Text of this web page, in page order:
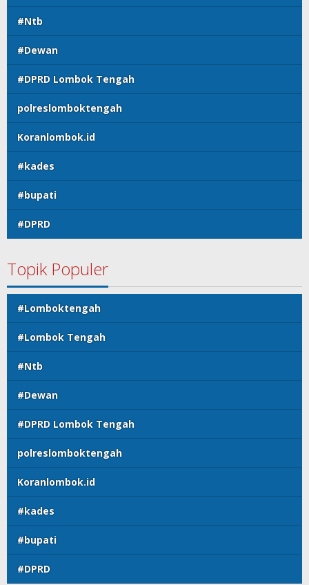
#Ntb
#Dewan
#DPRD Lombok Tengah
polreslomboktengah
Koranlombok.id
#kades
#bupati
#DPRD
Topik Populer
#Lomboktengah
#Lombok Tengah
#Ntb
#Dewan
#DPRD Lombok Tengah
polreslomboktengah
Koranlombok.id
#kades
#bupati
#DPRD